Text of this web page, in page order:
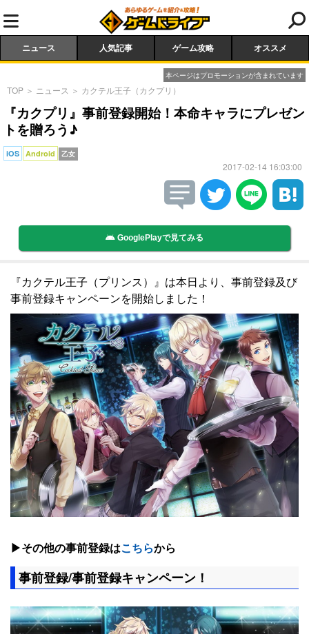
ニュース 人気記事 ゲーム攻略 オススメ
本ページはプロモーションが含まれています
TOP ＞ ニュース ＞ カクテル王子（カクプリ）
『カクプリ』事前登録開始！本命キャラにプレゼン
トを贈ろう♪
iOS Android 乙女
2017-02-14 16:03:00
GooglePlayで見てみる
『カクテル王子（プリンス）』は本日より、事前登録及び
事前登録キャンペーンを開始しました！
▶その他の事前登録はこちらから
事前登録/事前登録キャンペーン！